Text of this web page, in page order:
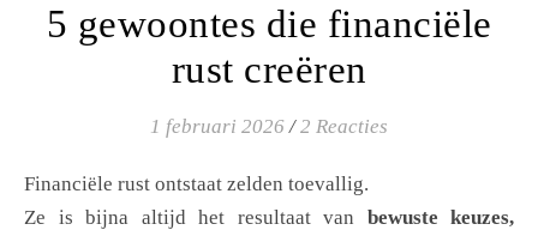
5 gewoontes die financiële
rust creëren
1 februari 2026 / 2 Reacties
Financiële rust ontstaat zelden toevallig.
Ze is bijna altijd het resultaat van bewuste keuzes,